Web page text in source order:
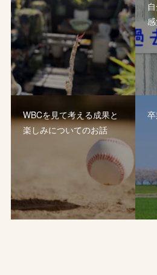
WBCを見て考える成果と
楽しみについてのお話